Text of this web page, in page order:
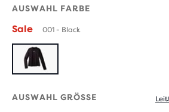
AUSWAHL FARBE
Sale 001 - Black
AUSWAHL GRÖSSE